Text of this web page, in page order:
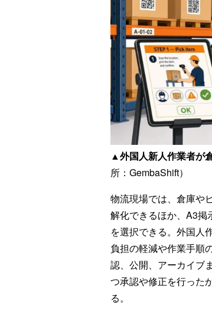
▲外国人新人作業者が
所：GembaShift）
物流現場では、倉庫や
解化できるほか、A3掲
を選択できる。外国人
負担の軽減や作業手順
認、公開、アーカイブ
つ承認や修正を行った
る。